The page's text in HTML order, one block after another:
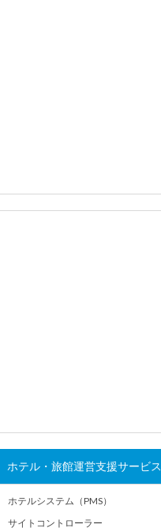
ホテル・旅館運営支援サービス
ホテルシステム（PMS）
サイトコントローラー